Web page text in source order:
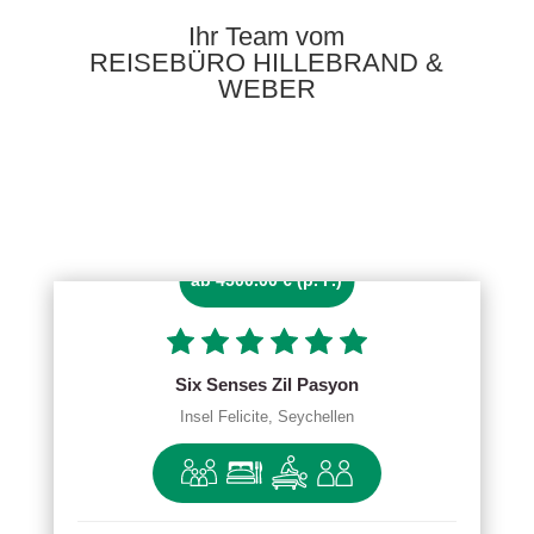
Ihr Team vom
REISEBÜRO HILLEBRAND &
WEBER
ab 4500.00 € (p. P.)
Six Senses Zil Pasyon
Insel Felicite, Seychellen